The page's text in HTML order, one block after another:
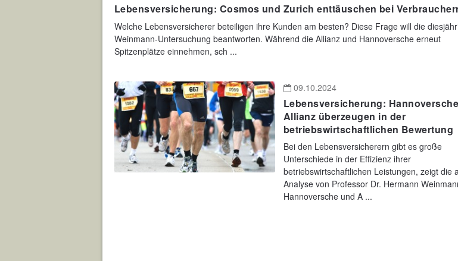
Lebensversicherung: Cosmos und Zurich enttäuschen bei
Welche Lebensversicherer beteiligen ihre Kunden am besten? Diese Frage will die
Weinmann-Untersuchung beantworten. Während die Allianz und Hannoversche erneut
Spitzenplätze einnehmen, sch ...
09.10.2024
Lebensversicherung:
Allianz überzeugen in der
betriebswirtschaftlichen Bewertung
Bei den Lebensversicherern gibt es große
Unterschiede in der Effizienz ihrer
betriebswirtschaftlichen Leistungen, zeigt die
Analyse von Professor Dr. Hermann
Hannoversche und A ...